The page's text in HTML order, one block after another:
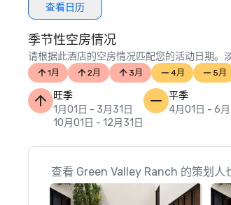
查看日历
季节性空房情况
请根据此酒店的空房情况匹配您的活动日期。
1月 2月 3月 4月 5月
旺季
1月01日 - 3月31日
10月01日 - 12月31日
平季
4月01日 - 6
查看 Green Valley Ranch 的策划人